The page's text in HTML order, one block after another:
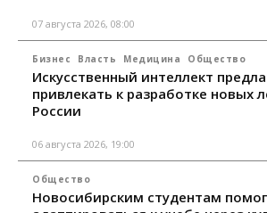
07 августа 2026, 08:00
Бизнес Власть Медицина Общество
Искусственный интеллект
привлекать к разработке новых
России
06 августа 2026, 19:00
Общество
Новосибирским студентам